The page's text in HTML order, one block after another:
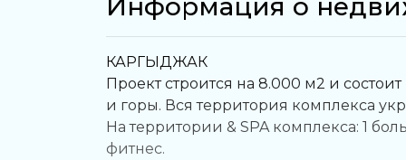
Информация о
КАРГЫДЖАК
Проект строится на 8.000 м2 и
и горы. Вся территория комплекса
На территории & SPA комплекса: 1
фитнес.